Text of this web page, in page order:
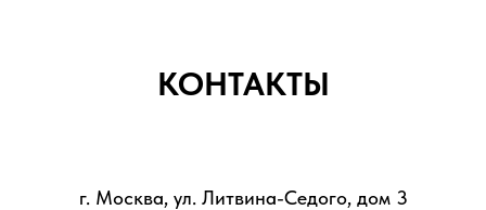
КОНТАКТЫ
г. Москва, ул. Литвина-Седого, дом 3